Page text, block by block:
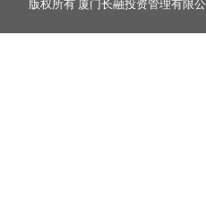
版权所有 厦门长融投资管理有限